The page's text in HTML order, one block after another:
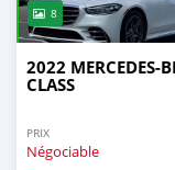
8
2022 MERCEDES-
CLASS
PRIX
Négociable